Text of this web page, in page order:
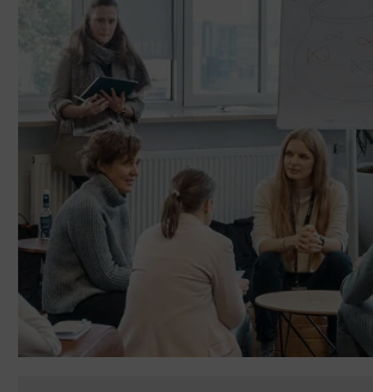
aucun danger pour l'utilisateur et
En particulier pour les produits en
peau comme les EPI, le groupe uvex
applique des critères très stricts, qui
directives européennes en vigueur.
TÉLÉCHARGER